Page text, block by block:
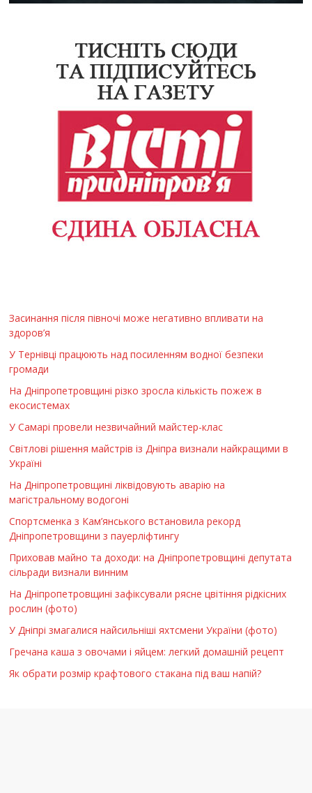
Засинання після півночі може негативно впливати на
здоров’я
У Тернівці працюють над посиленням водної безпеки
громади
На Дніпропетровщині різко зросла кількість пожеж в
екосистемах
У Самарі провели незвичайний майстер-клас
Світлові рішення майстрів із Дніпра визнали найкращими в
Україні
На Дніпропетровщині ліквідовують аварію на
магістральному водогоні
Спортсменка з Кам’янського встановила рекорд
Дніпропетровщини з пауерліфтингу
Приховав майно та доходи: на Дніпропетровщині депутата
сільради визнали винним
На Дніпропетровщині зафіксували рясне цвітіння рідкісних
рослин (фото)
У Дніпрі змагалися найсильніші яхтсмени України (фото)
Гречана каша з овочами і яйцем: легкий домашній рецепт
Як обрати розмір крафтового стакана під ваш напій?